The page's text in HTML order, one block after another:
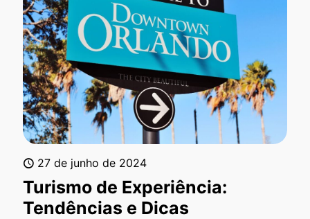
27 de junho de 2024
Turismo de Experiência:
Tendências e Dicas